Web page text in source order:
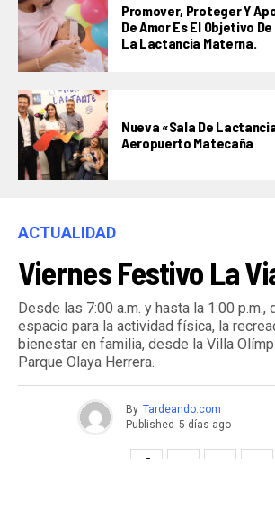
Promover, Proteger Y
De Amor Es El Objetivo
La Lactancia Materna.
Nueva «Sala De
Aeropuerto Matecaña
ACTUALIDAD
Viernes Festivo La
Desde las 7:00 a.m. y hasta la 1:00 p.m.,
espacio para la actividad física, la
bienestar en familia, desde la Villa
Parque Olaya Herrera.
By Tardeando.com
Published 5 días ago